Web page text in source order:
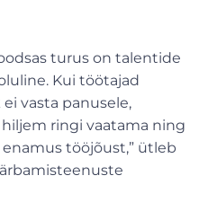
turus on talentide
Kui töötajad
vasta panusele,
ringi vaatama ning
tööjõust,” ütleb